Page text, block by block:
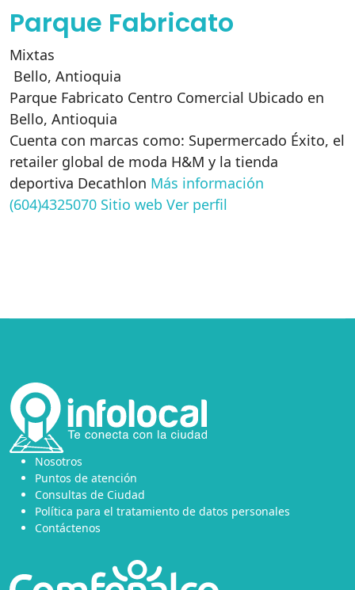
Parque Fabricato
Mixtas
Bello, Antioquia
Parque Fabricato Centro Comercial Ubicado en
Bello, Antioquia
Cuenta con marcas como: Supermercado Éxito, el
retailer global de moda H&M y la tienda
deportiva Decathlon Más información
(604)4325070 Sitio web Ver perfil
Nosotros
Puntos de atención
Consultas de Ciudad
Política para el tratamiento de datos personales
Contáctenos